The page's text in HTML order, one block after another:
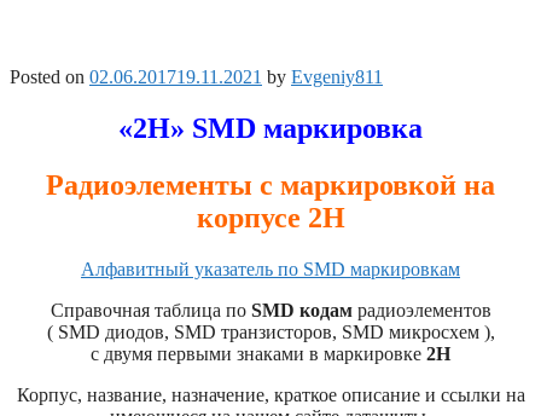
Posted on 02.06.201719.11.2021 by Evgeniy811
«2H» SMD маркировка
Радиоэлементы с маркировкой на
корпусе 2H
Алфавитный указатель по SMD маркировкам
Справочная таблица по SMD кодамрадиоэлементов
( SMD диодов, SMD транзисторов, SMD микросхем ),
с двумя первыми знаками в маркировке 2H
Корпус, название, назначение, краткое описание и ссылки на